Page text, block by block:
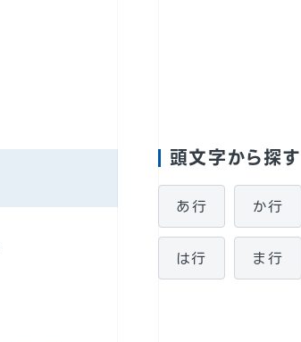
太陽光パネル設置検討
頭文字から探す
あ行 か行
は行 ま行